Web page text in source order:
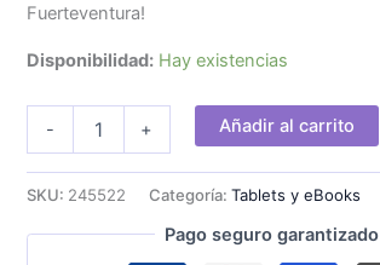
Fuerteventura!
Disponibilidad: Hay existencias
-
EQUIP
USB-
+ Añadir al carrito
SKU: 245522 Categoría:Tablets y eBooks
Pago seguro garantizado